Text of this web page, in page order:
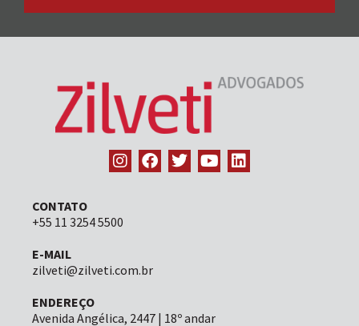
CONTATO
+55 11 3254 5500
E-MAIL
zilveti@zilveti.com.br
ENDEREÇO
Avenida Angélica, 2447 | 18º andar